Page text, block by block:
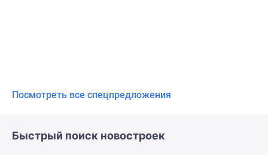
Посмотреть все спецпредложения
Быстрый поиск новостроек